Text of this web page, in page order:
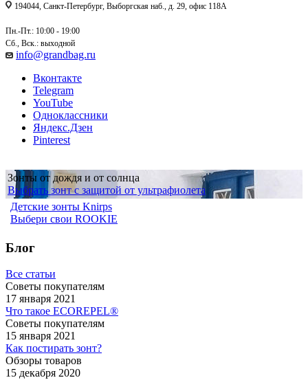
194044, Санкт-Петербург, Выборгская наб., д. 29, офис 118А
Пн.-Пт.: 10:00 - 19:00
Сб., Вск.: выходной
info@grandbag.ru
Вконтакте
Telegram
YouTube
Одноклассники
Яндекс.Дзен
Pinterest
Зонты от дождя и от солнца
Выбрать зонт с защитой от ультрафиолета
Детские зонты Knirps
Выбери свои ROOKIE
Блог
Все статьи
Советы покупателям
17 января 2021
Что такое ECOREPEL®
Советы покупателям
15 января 2021
Как постирать зонт?
Обзоры товаров
15 декабря 2020